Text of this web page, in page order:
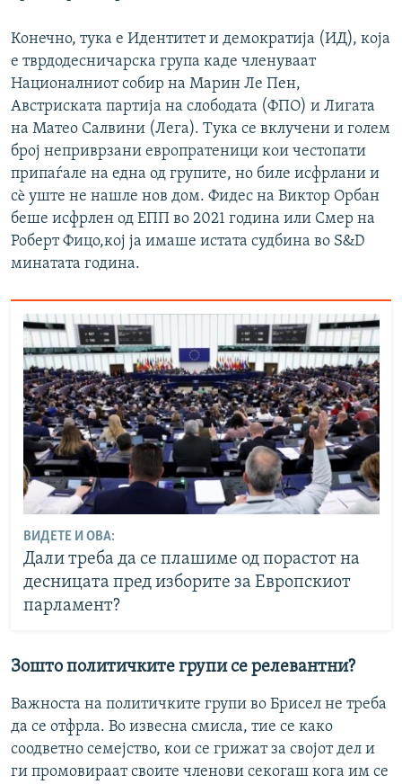
Конечно, тука е Идентитет и демократија (ИД), која
е тврдодесничарска група каде членуваат
Националниот собир на Марин Ле Пен,
Австриската партија на слободата (ФПО) и Лигата
на Матео Салвини (Лега). Тука се вклучени и голем
број неприврзани европратеници кои честопати
припаѓале на една од групите, но биле исфрлани и
сè уште не нашле нов дом. Фидес на Виктор Орбан
беше исфрлен од ЕПП во 2021 година или Смер на
Роберт Фицо,кој ја имаше истата судбина во S&D
минатата година.
ВИДЕТЕ И ОВА:
Дали треба да се плашиме од порастот на
десницата пред изборите за Европскиот
парламент?
Зошто политичките групи се релевантни?
Важноста на политичките групи во Брисел не треба
да се отфрла. Во извесна смисла, тие се како
соодветно семејство, кои се грижат за својот дел и
ги промовираат своите членови секогаш кога им се